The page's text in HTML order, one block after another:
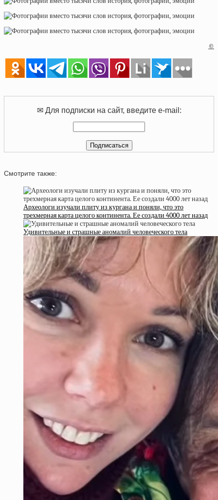
©
✉ Для подписки на сайт, введите e-mail:
Смотрите также:
Археологи изучали плиту из кургана и поняли, что это
трехмерная карта целого континента. Ее создали 4000 лет назад
Удивительные и страшные аномалий человеческого тела